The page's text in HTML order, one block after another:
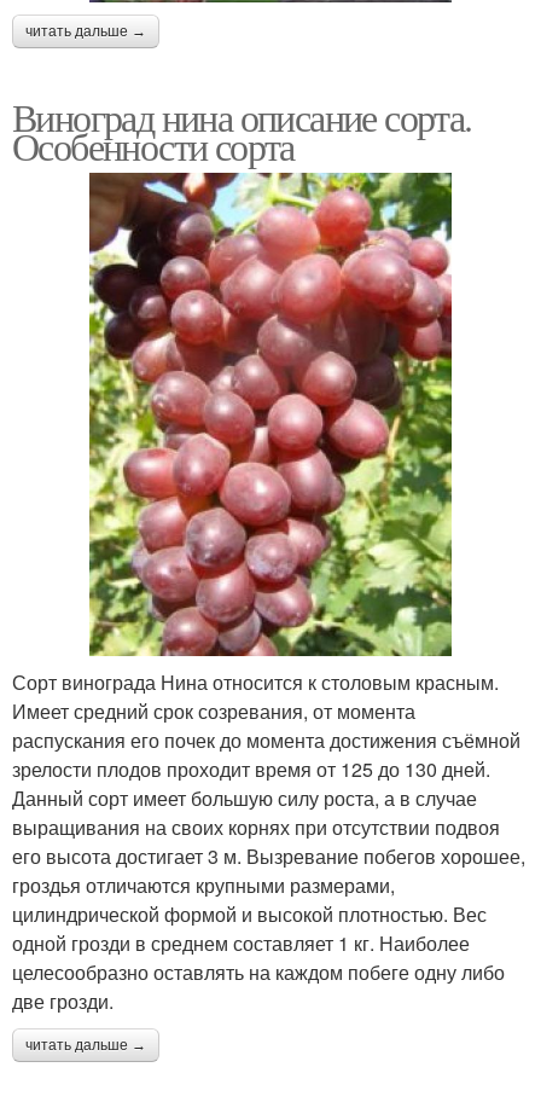
читать дальше →
Виноград нина описание сорта.
Особенности сорта
Сорт винограда Нина относится к столовым красным.
Имеет средний срок созревания, от момента
распускания его почек до момента достижения съёмной
зрелости плодов проходит время от 125 до 130 дней.
Данный сорт имеет большую силу роста, а в случае
выращивания на своих корнях при отсутствии подвоя
его высота достигает 3 м. Вызревание побегов хорошее,
гроздья отличаются крупными размерами,
цилиндрической формой и высокой плотностью. Вес
одной грозди в среднем составляет 1 кг. Наиболее
целесообразно оставлять на каждом побеге одну либо
две грозди.
читать дальше →